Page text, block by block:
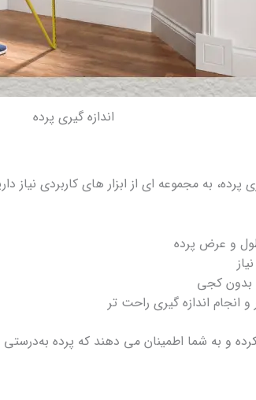
اندازه گیری پرده
به مجموعه‌ ای از ابزار های کاربردی نیاز
و عرض پرده
بدون کجی
انجام اندازه‌ گیری راحت‌ تر
تر کرده و به شما اطمینان می‌ دهند که پرده